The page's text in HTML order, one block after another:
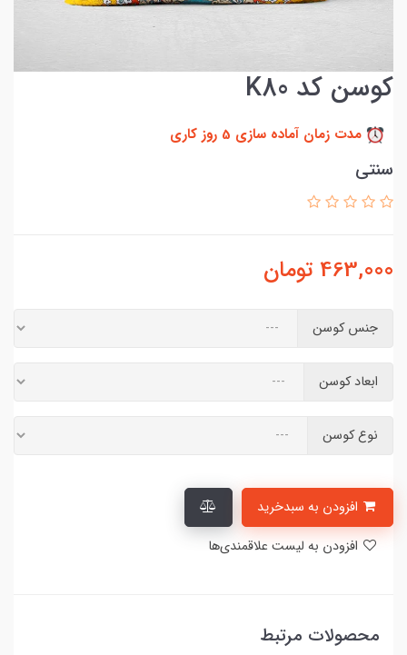
کوسن کد K80
مدت زمان آماده سازی 5 روز کاری
سنتی
463,000 تومان
جنس کوسن
ابعاد کوسن
نوع کوسن
محصولات مرتبط